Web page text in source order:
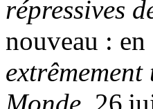
répressives
nouveau :